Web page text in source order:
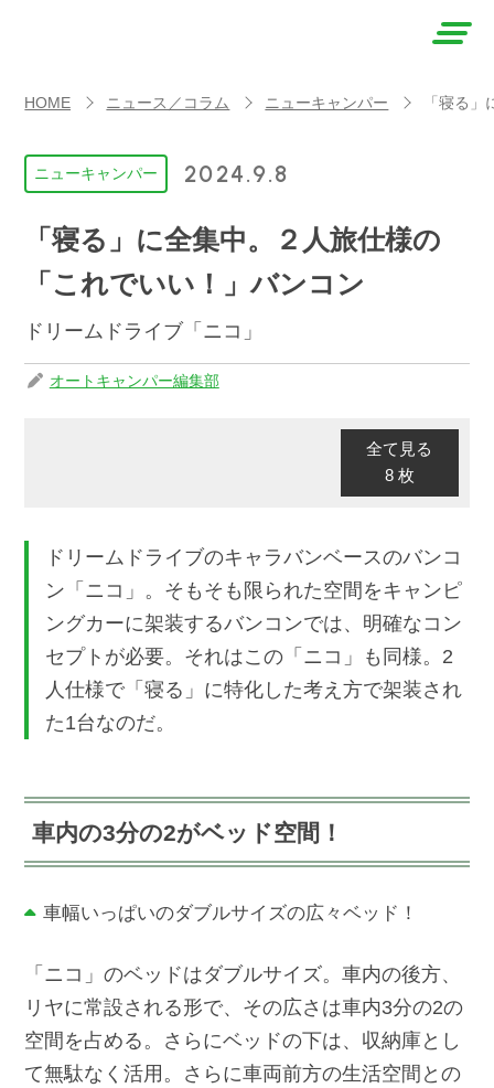
（オート
キャン
パー）
HOME ニュース／コラム ニューキャンパー 「寝る
ニューキャンパー 2024.9.8
「寝る」に全集中。２人旅仕様の
「これでいい！」バンコン
ドリームドライブ「ニコ」
オートキャンパー編集部
全て見る
8 枚
ドリームドライブのキャラバンベースのバンコ
ン「ニコ」。そもそも限られた空間をキャンピ
ングカーに架装するバンコンでは、明確なコン
セプトが必要。それはこの「ニコ」も同様。2
人仕様で「寝る」に特化した考え方で架装され
た1台なのだ。
車内の3分の2がベッド空間！
車幅いっぱいのダブルサイズの広々ベッド！
「ニコ」のベッドはダブルサイズ。車内の後方、
リヤに常設される形で、その広さは車内3分の2の
空間を占める。さらにベッドの下は、収納庫とし
て無駄なく活用。さらに車両前方の生活空間との